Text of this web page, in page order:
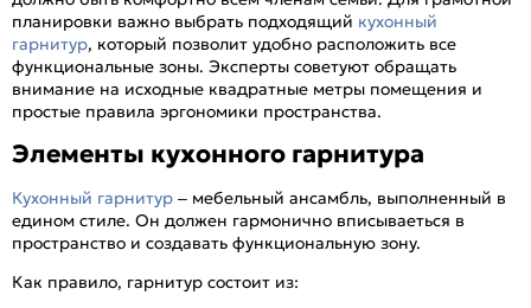
планировки важно выбрать подходящий кухонный
гарнитур, который позволит удобно расположить все
функциональные зоны. Эксперты советуют обращать
внимание на исходные квадратные метры помещения и
простые правила эргономики пространства.
Элементы кухонного гарнитура
Кухонный гарнитур – мебельный ансамбль, выполненный в
едином стиле. Он должен гармонично вписываеться в
пространство и создавать функциональную зону.
Как правило, гарнитур состоит из: